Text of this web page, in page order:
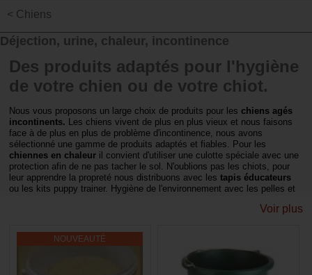
< Chiens
Déjection, urine, chaleur, incontinence
Des produits adaptés pour l'hygiène
de votre chien ou de votre chiot.
Nous vous proposons un large choix de produits pour leschiens agés
incontinents. Les chiens vivent de plus en plus vieux et nous faisons
face à de plus en plus de problème d'incontinence, nous avons
sélectionné une gamme de produits adaptés et fiables. Pour les
chiennes en chaleur il convient d'utiliser une culotte spéciale avec une
protection afin de ne pas tacher le sol. N'oublions pas les chiots, pour
leur apprendre la propreté nous distribuons avec lestapis éducateurs
ou les kits puppy trainer. Hygiène de l'environnement avec les pelles et
Voir plus
NOUVEAUTÉ